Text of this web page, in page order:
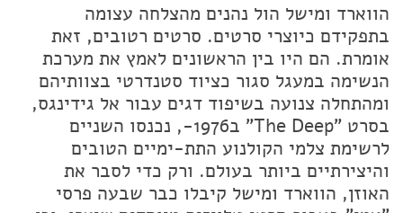
הווארד ומישל הול נהנים מהצלחה עצומה
בתפקידם כיוצרי סרטים. סרטים רטובים, זאת
אומרת. הם היו בין הראשונים לאמץ את מערכת
הנשימה במעגל סגור כציוד סטנדרטי בצוותיהם
ומהתחלה צנועה בשיפוד דגים עבור אל גידינגס,
בסרט "The Deep" ב1976-, נכנסו השניים
לרשימת צלמי הקולנוע התת-ימיים הטובים
והיצירתיים ביותר בעולם. ורק כדי לסבר את
האוזן, הווארד ומישל קיבלו כבר שבעה פרסי